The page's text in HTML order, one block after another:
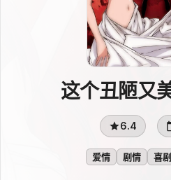
这个丑陋又
6.4
爱情 剧情 喜剧